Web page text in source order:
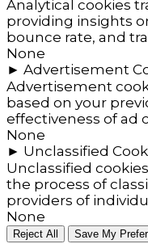
Analytical cookies
providing insights
bounce rate, and
None
► Advertisement
Advertisement
based on your
effectiveness of ad
None
► Unclassified
Unclassified
the process of
providers of
None
Reject All Save My